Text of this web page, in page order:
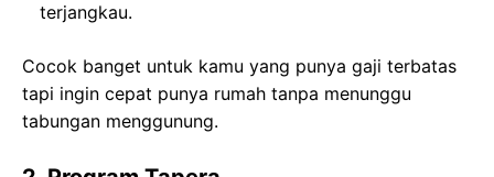
terjangkau.
Cocok banget untuk kamu yang punya gaji terbatas
tapi ingin cepat punya rumah tanpa menunggu
tabungan menggunung.